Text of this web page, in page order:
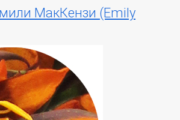
МакКензи (Emily